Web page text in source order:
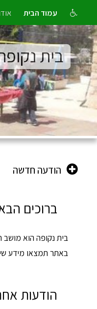
עמוד הבית
בית
הודעה חדשה
ברוכים
בית נקופה הוא
באתר תמצאו מידע
הודעות